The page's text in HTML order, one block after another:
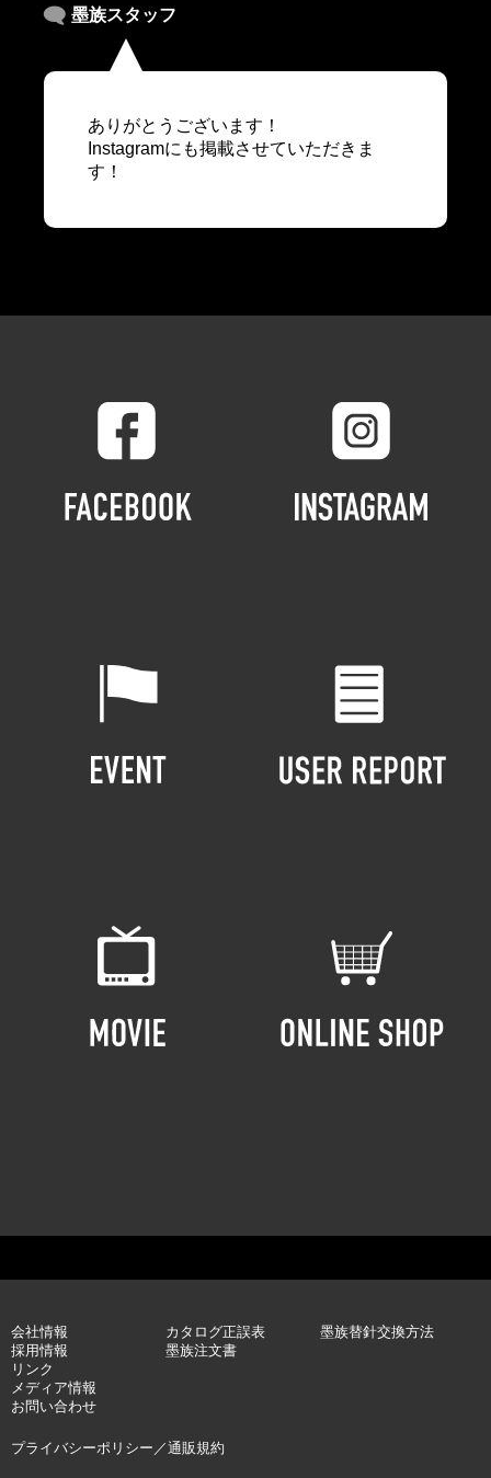
墨族スタッフ
ありがとうございます！
Instagramにも掲載させていただきま
す！
会社情報
採用情報
リンク
メディア情報
お問い合わせ
カタログ正誤表
墨族注文書
墨族替針交換方法
プライバシーポリシー ／通販規約